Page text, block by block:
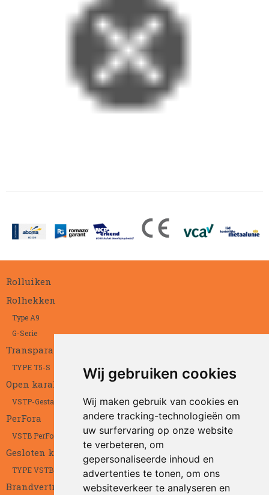
Wij gebruiken cookies
Wij maken gebruik van cookies en
andere tracking-technologieën om
uw surfervaring op onze website
te verbeteren, om
gepersonaliseerde inhoud en
advertenties te tonen, om ons
websiteverkeer te analyseren en
Rolluiken
Rolhekken
Type A9
G-Serie
Transparant
TYPE T5-S
Open karakter
VSTP-Gestanst
PerFora
VSTB PerFora
Gesloten karakter
TYPE VSTB
Brandvertragend